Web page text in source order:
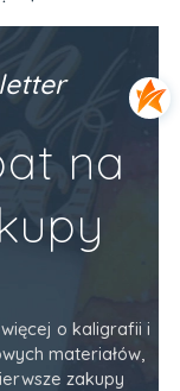
na
o kaligrafii i
materiałów,
zakupy